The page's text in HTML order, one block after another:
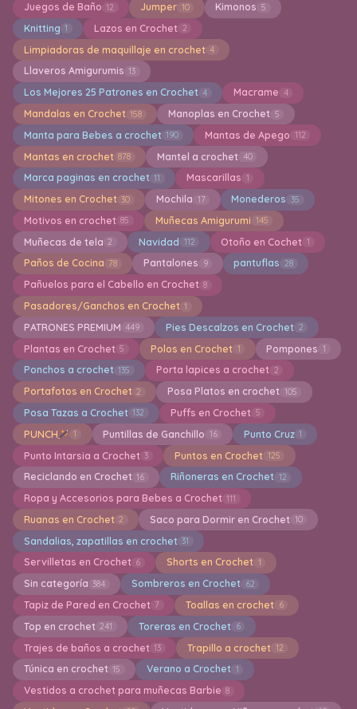
Juegos de Baño 12 Jumper 10 Kimonos 5
Knitting 1 Lazos en Crochet 2
Limpiadoras de maquillaje en crochet 4
Llaveros Amigurumis 13
Los Mejores 25 Patrones en Crochet 4 Macrame 4
Mandalas en Crochet 158 Manoplas en Crochet 5
Manta para Bebes a crochet 190 Mantas de Apego 112
Mantas en crochet 878 Mantel a crochet 40
Marca paginas en crochet 11 Mascarillas 1
Mitones en Crochet 30 Mochila 17 Monederos 35
Motivos en crochet 85 Muñecas Amigurumi 145
Muñecas de tela 2 Navidad 112 Otoño en Cochet 1
Paños de Cocina 78 Pantalones 9 pantuflas 28
Pañuelos para el Cabello en Crochet 8
Pasadores/Ganchos en Crochet 1
PATRONES PREMIUM 449 Pies Descalzos en Crochet 2
Plantas en Crochet 5 Polos en Crochet 1 Pompones 1
Ponchos a crochet 135 Porta lapices a crochet 2
Portafotos en Crochet 2 Posa Platos en crochet 105
Posa Tazas a Crochet 132 Puffs en Crochet 5
PUNCH 1 Puntillas de Ganchillo 16 Punto Cruz 1
Punto Intarsia a Crochet 3 Puntos en Crochet 125
Reciclando en Crochet 16 Riñoneras en Crochet 12
Ropa y Accesorios para Bebes a Crochet 111
Ruanas en Crochet 2 Saco para Dormir en Crochet 10
Sandalias, zapatillas en crochet 31
Servilletas en Crochet 6 Shorts en Crochet 1
Sin categoría 384 Sombreros en Crochet 62
Tapiz de Pared en Crochet 7 Toallas en crochet 6
Top en crochet 241 Toreras en Crochet 6
Trajes de baños a crochet 13 Trapillo a crochet 12
Túnica en crochet 15 Verano a Crochet 1
Vestidos a crochet para muñecas Barbie 8